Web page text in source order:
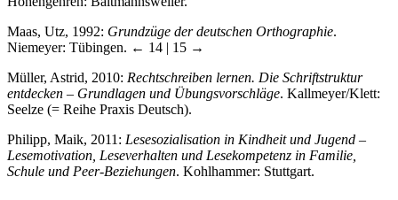
Maas, Utz, 1992: Grundzüge der deutschen Orthographie.
Niemeyer: Tübingen. ← 14 | 15 →
Müller, Astrid, 2010: Rechtschreiben lernen. Die Schriftstruktur
entdecken – Grundlagen und Übungsvorschläge. Kallmeyer/Klett:
Seelze (= Reihe Praxis Deutsch).
Philipp, Maik, 2011: Lesesozialisation in Kindheit und Jugend –
Lesemotivation, Leseverhalten und Lesekompetenz in Familie,
Schule und Peer-Beziehungen. Kohlhammer: Stuttgart.